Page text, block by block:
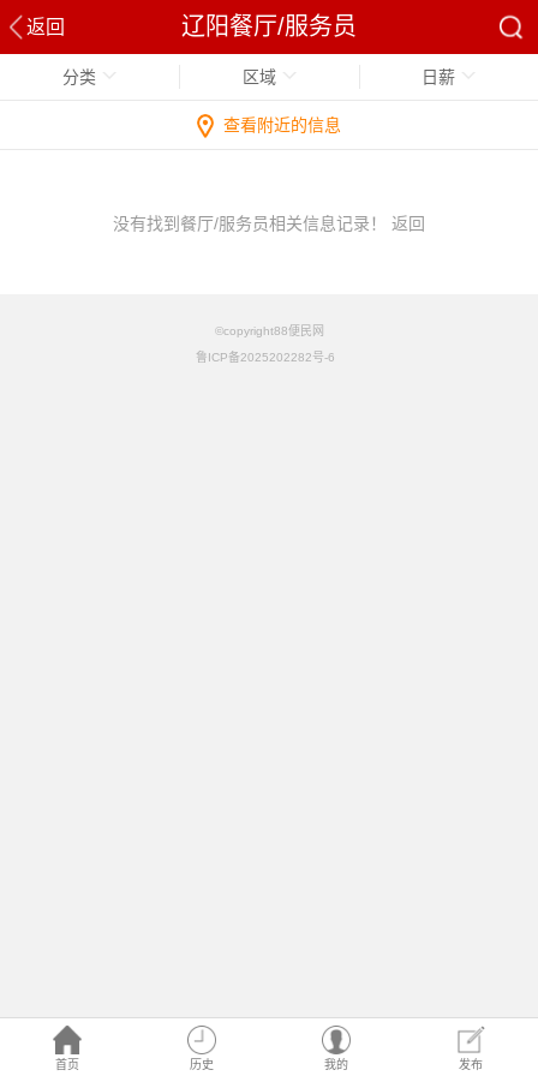
返回 辽阳餐厅/服务员
首页 历史 我的 发布
分类 区域 日薪
查看附近的信息
没有找到餐厅/服务员相关信息记录！ 返回
©copyright88便民网
鲁ICP备2025202282号-6